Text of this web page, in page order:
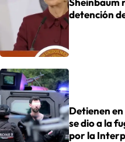
detención
Detienen
se dio a la
por la